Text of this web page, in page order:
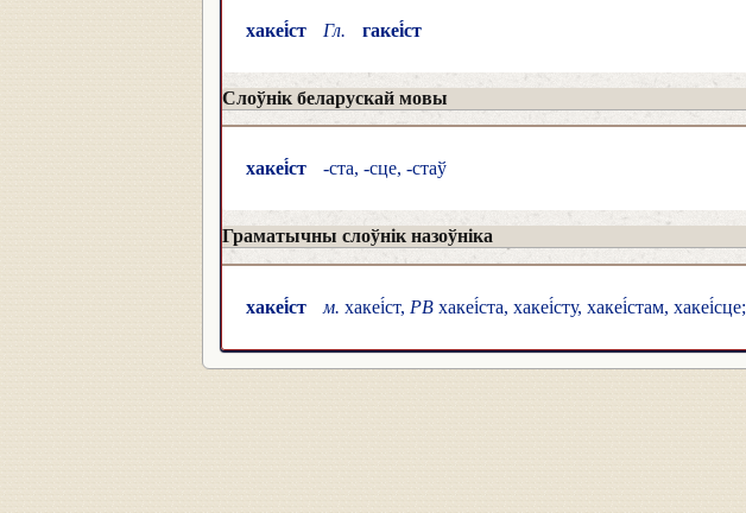
хакеі́ст Гл. гакеі́ст
Слоўнік беларускай мовы
хакеі́ст -ста, -сце, -стаў
Граматычны слоўнік назоўніка
хакеі́ст м. хакеі́ст, РВ хакеі́ста, хакеі́сту, хакеі́стам, хакеі́сце;